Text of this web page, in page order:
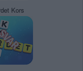
Kors